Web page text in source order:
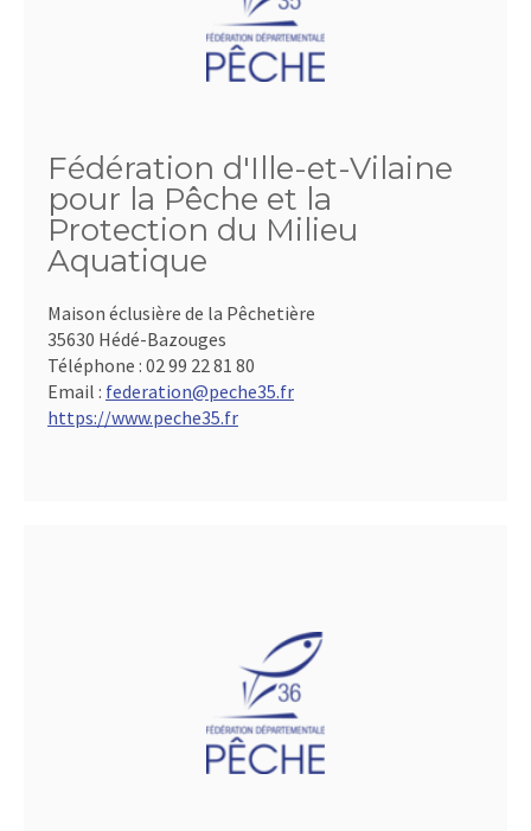
Fédération d'Ille-et-Vilaine
pour la Pêche et la
Protection du Milieu
Aquatique
Maison éclusière de la Pêchetière
35630 Hédé-Bazouges
Téléphone : 02 99 22 81 80
Email : federation@peche35.fr
https://www.peche35.fr